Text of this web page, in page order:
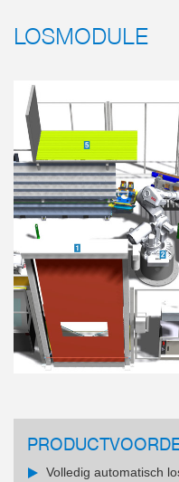
LOSMODULE
Volledig automatisch